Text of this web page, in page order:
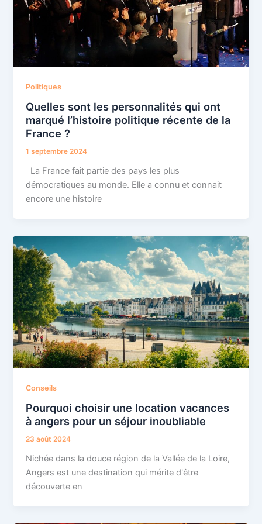
Politiques
Quelles sont les personnalités qui ont
marqué l’histoire politique récente de la
France ?
1 septembre 2024
La France fait partie des pays les plus
démocratiques au monde. Elle a connu et connait
encore une histoire
Conseils
Pourquoi choisir une location vacances
à angers pour un séjour inoubliable
23 août 2024
Nichée dans la douce région de la Vallée de la Loire,
Angers est une destination qui mérite d'être
découverte en